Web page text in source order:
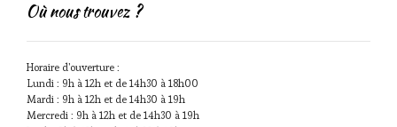
Où nous trouvez ?
Horaire d'ouverture :
Lundi : 9h à 12h et de 14h30 à 18h00
Mardi : 9h à 12h et de 14h30 à 19h
Mercredi : 9h à 12h et de 14h30 à 19h